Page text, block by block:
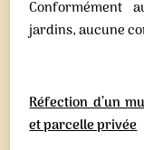
Conformément
jardins, aucune
Réfection d’un
et parcelle privée